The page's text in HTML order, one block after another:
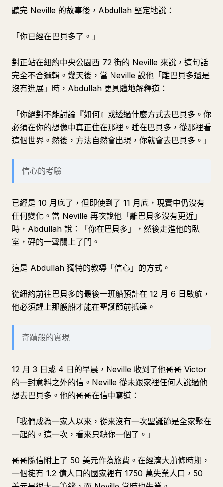
聽完 Neville 的故事後，Abdullah 堅定地說：
「你已經在巴貝多了。」
對正站在紐約中央公園西 72 街的 Neville 來說，這句話
完全不合邏輯。幾天後，當 Neville 說他「離巴貝多還是
沒有進展」時，Abdullah 更具體地解釋道：
「你絕對不能討論『如何』或透過什麼方式去巴貝多。你
必須在你的想像中真正住在那裡。睡在巴貝多，從那裡看
這個世界。然後，方法自然會出現，你就會去巴貝多。」
信心的考驗
已經是 10 月底了，但即使到了 11 月底，現實中仍沒有
任何變化。當 Neville 再次說他「離巴貝多沒有更近」
時，Abdullah 說：「你在巴貝多」，然後走進他的臥
室，砰的一聲關上了門。
這是 Abdullah 獨特的教導「信心」的方式。
從紐約前往巴貝多的最後一班船預計在 12 月 6 日啟航，
他必須趕上那艘船才能在聖誕節前抵達。
奇蹟般的實現
12 月 3 日或 4 日的早晨，Neville 收到了他哥哥 Victor
的一封意料之外的信。Neville 從未跟家裡任何人說過他
想去巴貝多。他的哥哥在信中寫道：
「我們成為一家人以來，從來沒有一次聖誕節是全家聚在
一起的。這一次，看來只缺你一個了。」
哥哥隨信附上了 50 美元作為旅費。在經濟大蕭條時期，
一個擁有 1.2 億人口的國家裡有 1750 萬失業人口，50